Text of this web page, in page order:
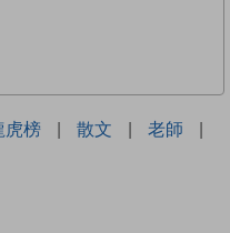
虎榜 | 散文 | 老師
|